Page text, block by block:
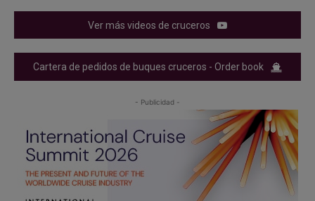
Ver más videos de cruceros
Cartera de pedidos de buques cruceros - Order book
- Publicidad -